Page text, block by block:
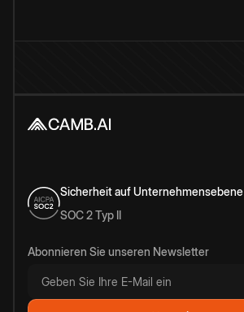
Sicherheit auf Unternehmensebene
SOC 2 Typ II
Abonnieren Sie unseren Newsletter